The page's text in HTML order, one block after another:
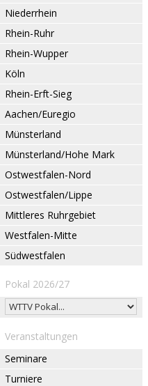
Niederrhein
Rhein-Ruhr
Rhein-Wupper
Köln
Rhein-Erft-Sieg
Aachen/Euregio
Münsterland
Münsterland/Hohe Mark
Ostwestfalen-Nord
Ostwestfalen/Lippe
Mittleres Ruhrgebiet
Westfalen-Mitte
Südwestfalen
Pokal 2026/27
Veranstaltungen
Seminare
Turniere